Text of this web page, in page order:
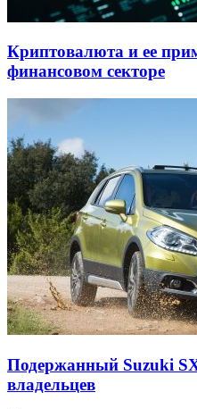
Криптовалюта и ее
финансовом секторе
Подержанный Suzuki
владельцев